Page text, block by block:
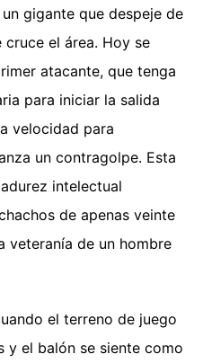
gigante que despeje de
el área. Hoy se
atacante, que tenga
para iniciar la salida
velocidad para
un contragolpe. Esta
intelectual
de apenas veinte
veteranía de un hombre
el terreno de juego
y el balón se siente como